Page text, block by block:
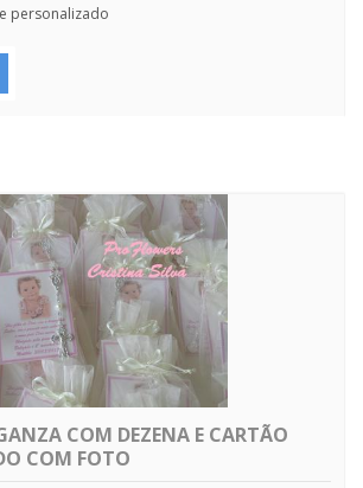
personalizado
COM DEZENA E CARTÃO
COM FOTO